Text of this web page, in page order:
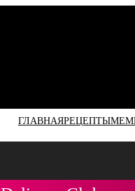
ГЛАВНАЯРЕЦЕПТЫ